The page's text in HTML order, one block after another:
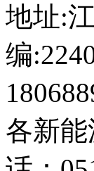
地址:
编
各新